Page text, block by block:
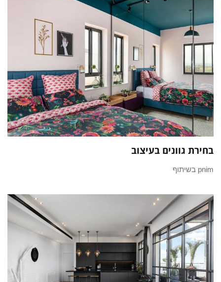
בחירת גוונים בעיצוב
pnim בשיתוף